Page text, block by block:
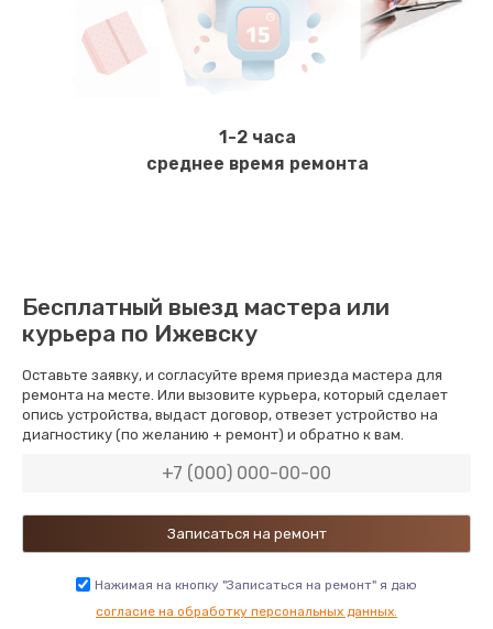
Замена бойлера
1000 руб.
Замена платы логики
1000 руб.
Замена двигателя кофемолки
2500 руб.
Заказать
Замена датчика танка воды
1000 руб.
Заказать
1-2 часа
среднее время ремонта
Бесплатный выезд мастера или
курьера по Ижевску
Оставьте заявку, и согласуйте время приезда мастера для
ремонта на месте. Или вызовите курьера, который сделает
опись устройства, выдаст договор, отвезет устройство на
диагностику (по желанию + ремонт) и обратно к вам.
Нажимая на кнопку "Записаться на ремонт" я даю
согласие на обработку персональных данных.